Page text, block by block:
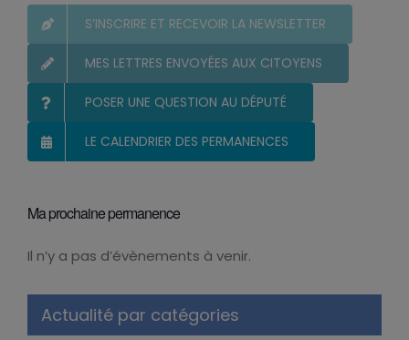
S’INSCRIRE ET RECEVOIR LA NEWSLETTER
MES LETTRES ENVOYÉES AUX CITOYENS
POSER UNE QUESTION AU DÉPUTÉ
LE CALENDRIER DES PERMANENCES
Ma prochaine permanence
Notice
Il n’y a pas d’évènements à venir.
Actualité par catégories